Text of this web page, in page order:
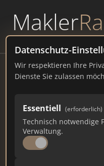
Makler
powered byWAVEPOINT
Datenschutz-
Wir respektieren Ihre
Dienste Sie zulassen
Essentiell (erforderlich)
Technisch notwendige
Verwaltung.
Meine